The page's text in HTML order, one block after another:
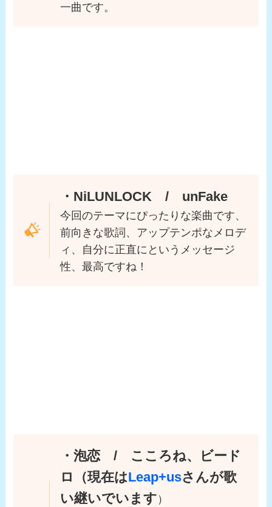
一曲です。
・NiLUNLOCK / unFake
今回のテーマにぴったりな楽曲です、
前向きな歌詞、アップテンポなメロデ
ィ、自分に正直にというメッセージ
性、最高ですね！
・泡恋 / こころね、ビード
ロ（現在はLeap+usさんが歌
い継いでいます ）